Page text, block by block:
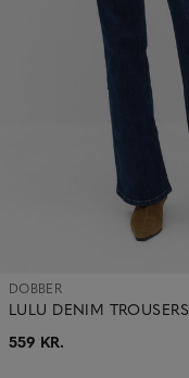
LULU DENIM TROUSERS
DOBBER
559 KR.